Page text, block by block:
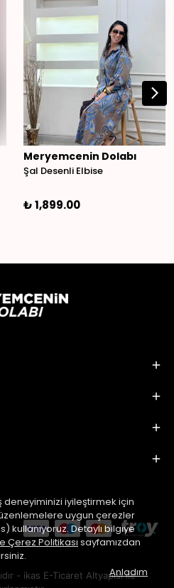
deneyiminizi iyileştirmek için
uygun çerezler
kullanıyoruz. Detaylı bilgiye
Çerez Politikası sayfamızdan
Anladım
Meryemcenin Dolabı
Şal Desenli Elbise
₺ 1,899.00
- ikas E-Ticaret Altyapısı ile